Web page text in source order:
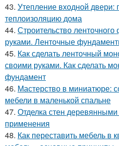
43. Утепление входной двери:
теплоизоляцию дома
44. Строительство
руками. Ленточные
45. Как сделать ленточный
своими руками. Как сделать
фундамент
46. Мастерство в миниатюре:
мебели в маленькой спальне
47. Отделка стен
применения
48. Как переставить мебель в